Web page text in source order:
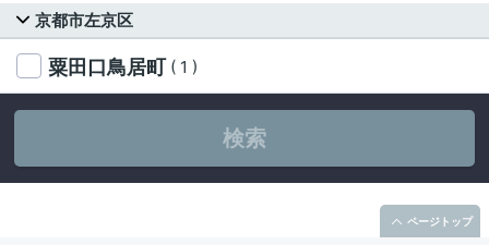
京都市左京区
粟田口鳥居町 ( 1 )
検索
ページトップ